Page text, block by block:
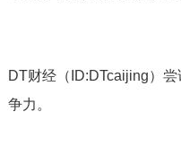
DT财经（ID:DTcaijing）
争力。